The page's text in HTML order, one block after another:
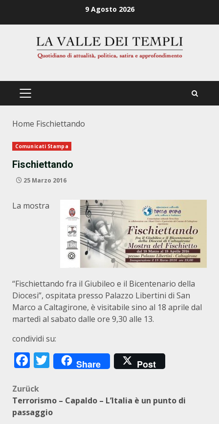
9 Agosto 2026
PRIMÄRES
Home Fischiettando
Comunicati Stampa
Fischiettando
25 Marzo 2016
La mostra
“Fischiettando fra il Giubileo e il Bicentenario della
Diocesi”, ospitata presso Palazzo Libertini di San
Marco a Caltagirone, è visitabile sino al 18 aprile dal
martedì al sabato dalle ore 9,30 alle 13.
condividi su:
Facebook
Twitter
Share Post
Beitragsnavigation
Zurück
Terrorismo – Capaldo – L’Italia è un punto di
passaggio